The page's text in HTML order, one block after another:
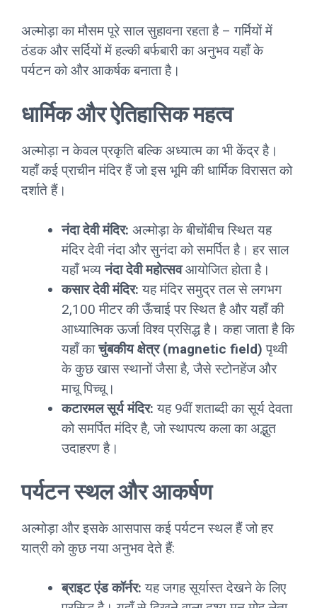
अल्मोड़ा का मौसम पूरे साल सुहावना रहता है – गर्मियों में
ठंडक और सर्दियों में हल्की बर्फबारी का अनुभव यहाँ के
पर्यटन को और आकर्षक बनाता है।
धार्मिक और ऐतिहासिक महत्व
अल्मोड़ा न केवल प्रकृति बल्कि अध्यात्म का भी केंद्र है।
यहाँ कई प्राचीन मंदिर हैं जो इस भूमि की धार्मिक विरासत को
दर्शाते हैं।
नंदा देवी मंदिर: अल्मोड़ा के बीचोंबीच स्थित यह
मंदिर देवी नंदा और सुनंदा को समर्पित है। हर साल
यहाँ भव्यनंदा देवी महोत्सवआयोजित होता है।
कसार देवी मंदिर: यह मंदिर समुद्र तल से लगभग
2,100 मीटर की ऊँचाई पर स्थित है और यहाँ की
आध्यात्मिक ऊर्जा विश्व प्रसिद्ध है। कहा जाता है कि
यहाँ काचुंबकीय क्षेत्र (magnetic field) पृथ्वी
के कुछ खास स्थानों जैसा है, जैसे स्टोनहेंज और
माचू पिच्चू।
कटारमल सूर्य मंदिर: यह 9वीं शताब्दी का सूर्य देवता
को समर्पित मंदिर है, जो स्थापत्य कला का अद्भुत
उदाहरण है।
पर्यटन स्थल और आकर्षण
अल्मोड़ा और इसके आसपास कई पर्यटन स्थल हैं जो हर
यात्री को कुछ नया अनुभव देते हैं:
ब्राइट एंड कॉर्नर: यह जगह सूर्यास्त देखने के लिए